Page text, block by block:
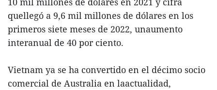
quellegó a 9,6 mil millones de dólares en los
primeros siete meses de 2022, unaumento
interanual de 40 por ciento.
Vietnam ya se ha convertido en el décimo socio
comercial de Australia en laactualidad,